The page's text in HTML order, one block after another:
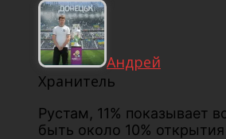
Андрей
Хранитель
Рустам, 11% показывает
быть около 10%